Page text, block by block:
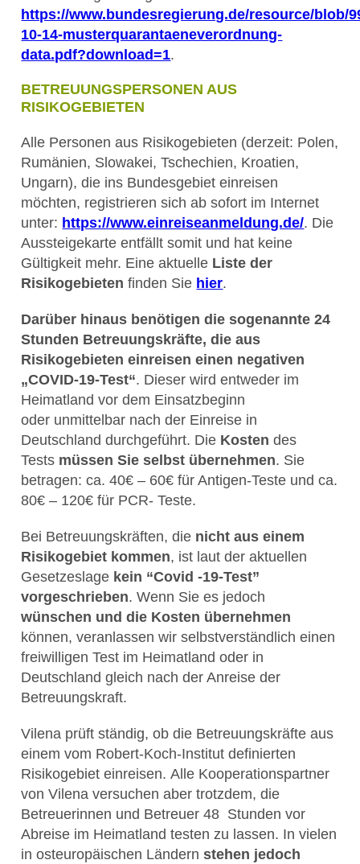
https://www.bundesregierung.de/resource/blob/
10-14-musterquarantaeneverordnung-
data.pdf?download=1.
BETREUUNGSPERSONEN AUS
RISIKOGEBIETEN
Alle Personen aus Risikogebieten (derzeit: Polen,
Rumänien, Slowakei, Tschechien, Kroatien,
Ungarn), die ins Bundesgebiet einreisen
möchten, registrieren sich ab sofort im Internet
unter: https://www.einreiseanmeldung.de/. Die
Aussteigekarte entfällt somit und hat keine
Gültigkeit mehr. Eine aktuelle Liste der
Risikogebieten finden Sie hier.
Darüber hinaus benötigen die sogenannte 24
Stunden Betreuungskräfte, die aus
Risikogebieten einreisen einen negativen
„COVID-19-Test“. Dieser wird entweder im
Heimatland vor dem Einsatzbeginn
oder unmittelbar nach der Einreise in
Deutschland durchgeführt. Die Kosten des
Tests müssen Sie selbst übernehmen. Sie
betragen: ca. 40€ – 60€ für Antigen-Teste und ca.
80€ – 120€ für PCR- Teste.
Bei Betreuungskräften, die nicht aus einem
Risikogebiet kommen, ist laut der aktuellen
Gesetzeslage kein “Covid -19-Test”
vorgeschrieben. Wenn Sie es jedoch
wünschen und die Kosten übernehmen
können, veranlassen wir selbstverständlich einen
freiwilligen Test im Heimatland oder in
Deutschland gleich nach der Anreise der
Betreuungskraft.
Vilena prüft ständig, ob die Betreuungskräfte aus
einem vom Robert-Koch-Institut definierten
Risikogebiet einreisen. Alle Kooperationspartner
von Vilena versuchen aber trotzdem, die
Betreuerinnen und Betreuer 48 Stunden vor
Abreise im Heimatland testen zu lassen. In vielen
in osteuropäischen Ländernstehen jedoch